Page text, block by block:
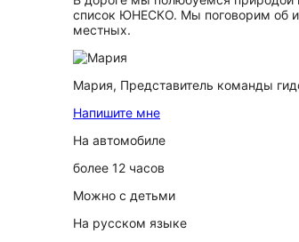
список ЮНЕСКО. Мы поговорим об
местных.
Мария, Представитель команды
Напишите мне
На автомобиле
более 12 часов
Можно с детьми
На русском языке